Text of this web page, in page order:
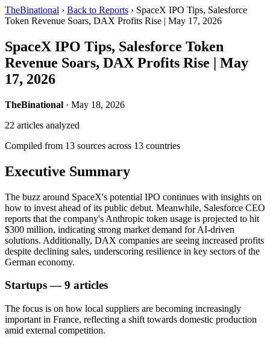
TheBinational › Back to Reports › SpaceX IPO Tips, Salesforce
Token Revenue Soars, DAX Profits Rise | May 17, 2026
SpaceX IPO Tips, Salesforce Token
Revenue Soars, DAX Profits Rise | May
17, 2026
TheBinational · May 18, 2026
22 articles analyzed
Compiled from 13 sources across 13 countries
Executive Summary
The buzz around SpaceX's potential IPO continues with insights on
how to invest ahead of its public debut. Meanwhile, Salesforce CEO
reports that the company's Anthropic token usage is projected to hit
$300 million, indicating strong market demand for AI-driven
solutions. Additionally, DAX companies are seeing increased profits
despite declining sales, underscoring resilience in key sectors of the
German economy.
Startups — 9 articles
The focus is on how local suppliers are becoming increasingly
important in France, reflecting a shift towards domestic production
amid external competition.